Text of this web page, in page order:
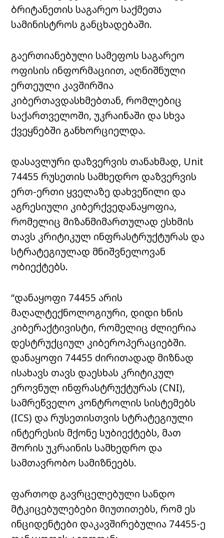
ბრიტანეთის საგარეო საქმეთა
სამინისტროს განცხადებაში.
გაერთიანებული სამეფოს საგარეო
ოფისის ინფორმაციით, აღნიშნული
ერთეული კავშირშია
კიბერთავდასხმებთან, რომლებიც
საქართველოში, უკრაინაში და სხვა
ქვეყნებში განხორციელდა.
დასავლური დაზვერვის თანახმად, Unit
74455 რუსეთის სამხედრო დაზვერვის
ერთ-ერთი ყველაზე დახვეწილი და
აგრესიული კიბერქვედანაყოფია,
რომელიც მიზანმიმართულად ესხმის
თავს კრიტიკულ ინფრასტრუქტურას და
სტრატეგიულად მნიშვნელოვან
ობიექტებს.
“დანაყოფი 74455 არის
მაღალტექნოლოგიური, დიდი ხნის
კიბერაქტივისტი, რომელიც ძლიერია
დესტრუქციულ კიბეროპერაციებში.
დანაყოფი 74455 ძირითადად მიზნად
ისახავს თავს დაესხას კრიტიკულ
ეროვნულ ინფრასტრუქტურას (CNI),
სამრეწველო კონტროლის სისტემებს
(ICS) და რუსეთისთვის სტრატეგიული
ინტერესის მქონე სუბიექტებს, მათ
შორის უკრაინის სამხედრო და
სამთავრობო სამიზნეებს.
ფართოდ გავრცელებული სანდო
მტკიცებულებები მიუთითებს, რომ ეს
ინციდენტები დაკავშირებულია 74455-ე